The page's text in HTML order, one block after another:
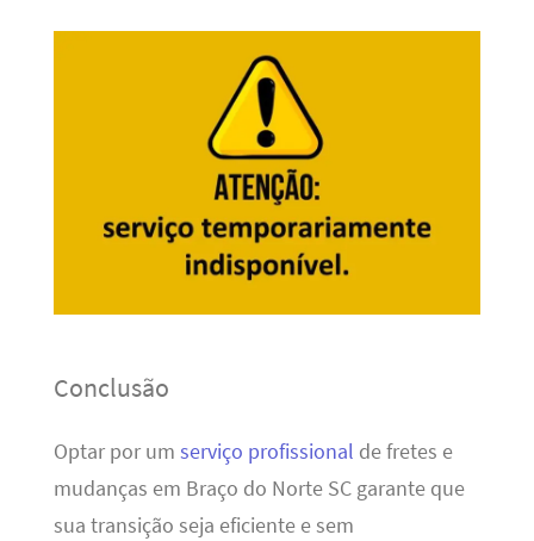
Conclusão
Optar por um serviço profissional de fretes e
mudanças em Braço do Norte SC garante que
sua transição seja eficiente e sem